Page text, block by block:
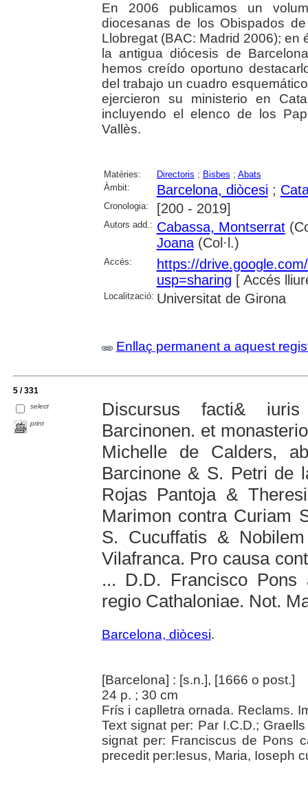
En 2006 publicamos un
diocesanas de los Obispados
Llobregat (BAC: Madrid 2006);
la antigua diócesis de
hemos creído oportuno
del trabajo un cuadro
ejercieron su ministerio en
incluyendo el elenco de los
Vallès.
Matèries: Directoris ; Bisbes ; Abats
Àmbit:
Barcelona, diòcesi;
Cronologia: [200 - 2019]
Autors add.: Cabassa, Montserrat
Joana(Col·l.)
Accés:
https://
usp=sharing [ Accés
Localització: Universitat de Girona
Enllaç permanent a aquest
5 / 331
select
print
Discursus facti&
Barcinonen. et
Michelle de Calders,
Barcinone & S. Petri de
Rojas Pantoja &
Marimon contra Curiam
S. Cucuffatis &
Vilafranca. Pro causa
... D.D. Francisco Pons
regio Cathaloniae. Not.
Barcelona, diòcesi.
[Barcelona] : [s.n.], [1666 o post.]
24 p. ; 30 cm
Frís i caplletra ornada. Reclams.
Text signat per: Par I.C.D.;
signat per: Franciscus de Pons
precedit per:Iesus, Maria, Ioseph